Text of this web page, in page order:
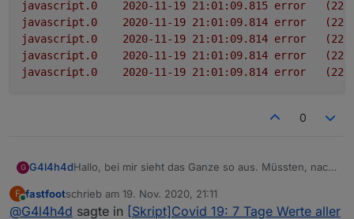
javascript.0
error
javascript.0
error
javascript.0
error
javascript.0
error
javascript.0
error
0
G G4l4h4dHallo, bei mir sieht das Ganze so aus. Müssten, nach
werden?
Json zeigt nichts an
showAllCounties steht auf false
F
Online
fastfootschrieb am 19. Nov. 2020, 21:11
zuletzt editiert von
@G4l4h4d sagte in [Skript]Covid 19: 7 Tage Werte aller